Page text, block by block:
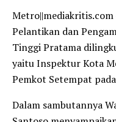
Pelantikan dan
Tinggi Pratama
yaitu Inspektur Kota
Pemkot Setempat
Dalam sambutannya